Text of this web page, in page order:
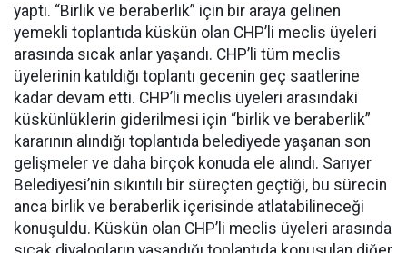
yaptı. “Birlik ve beraberlik” için bir araya gelinen
yemekli toplantıda küskün olan CHP’li meclis üyeleri
arasında sıcak anlar yaşandı. CHP’li tüm meclis
üyelerinin katıldığı toplantı gecenin geç saatlerine
kadar devam etti. CHP’li meclis üyeleri arasındaki
küskünlüklerin giderilmesi için “birlik ve beraberlik”
kararının alındığı toplantıda belediyede yaşanan son
gelişmeler ve daha birçok konuda ele alındı. Sarıyer
Belediyesi’nin sıkıntılı bir süreçten geçtiği, bu sürecin
anca birlik ve beraberlik içerisinde atlatabilineceği
konuşuldu. Küskün olan CHP’li meclis üyeleri arasında